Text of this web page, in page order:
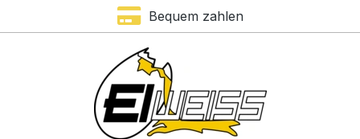
Bequem zahlen
Trustami Bewertung – 4,9 von 5 Sternen